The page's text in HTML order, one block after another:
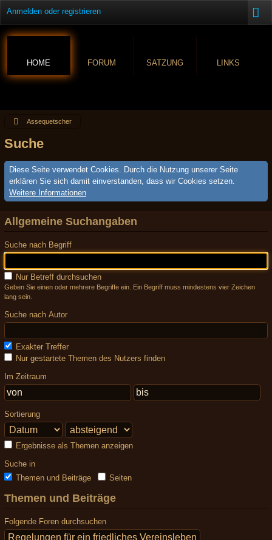
Anmelden oder registrieren
HOME FORUM SATZUNG LINKS
Assequetscher
Suche
Diese Seite verwendet Cookies. Durch die Nutzung unserer Seite
erklären Sie sich damit einverstanden, dass wir Cookies setzen.
Weitere Informationen
Allgemeine Suchangaben
Suche nach Begriff
Nur Betreff durchsuchen
Geben Sie einen oder mehrere Begriffe ein. Ein Begriff muss mindestens vier Zeichen
lang sein.
Suche nach Autor
Exakter Treffer
Nur gestartete Themen des Nutzers finden
Im Zeitraum
Sortierung
Ergebnisse als Themen anzeigen
Suche in
Themen und Beiträge
Seiten
Themen und Beiträge
Folgende Foren durchsuchen